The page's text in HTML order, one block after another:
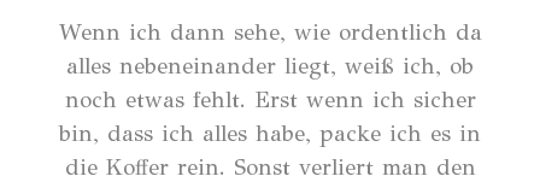
Wenn ich dann sehe, wie ordentlich da
alles nebeneinander liegt, weiß ich, ob
noch etwas fehlt. Erst wenn ich sicher
bin, dass ich alles habe, packe ich es in
die Koffer rein. Sonst verliert man den